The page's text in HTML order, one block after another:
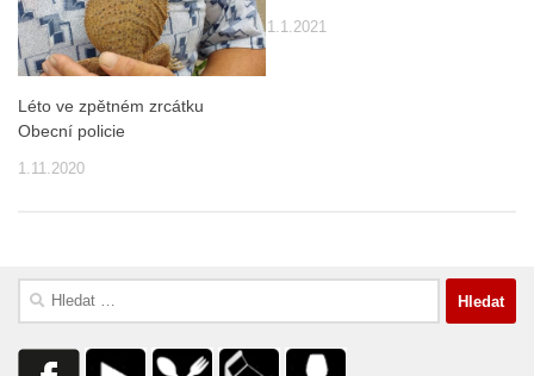
Léto ve zpětném zrcátku
Obecní policie
1.11.2020
1.1.2021
Vyhledávání